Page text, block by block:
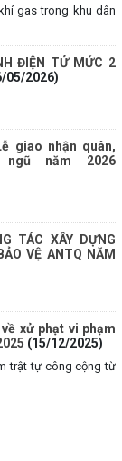
gas trong khu dân
ĐIỆN TỬ MỨC 2
05/2026)
giao nhận quân,
năm 2026
TÁC XÂY DỰNG
VỆ ANTQ NĂM
xử phạt vi phạm
(15/12/2025)
trật tự công cộng từ